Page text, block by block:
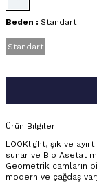
Beden : Standart
Standart
Ürün Bilgileri
LOOKlight, şık ve
sunar ve Bio Asetat
Geometrik camların
modern ve çağdaş